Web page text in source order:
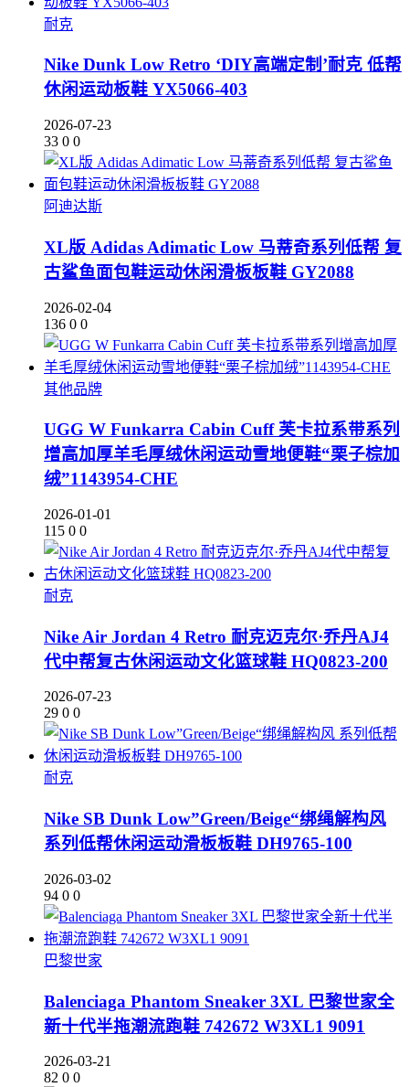
耐克
Nike Dunk Low Retro ‘DIY高端定制’耐克 低帮
休闲运动板鞋 YX5066-403
2026-07-23
33 0 0
阿迪达斯
XL版 Adidas Adimatic Low 马蒂奇系列低帮 复
古鲨鱼面包鞋运动休闲滑板板鞋 GY2088
2026-02-04
136 0 0
其他品牌
UGG W Funkarra Cabin Cuff 芙卡拉系带系列
增高加厚羊毛厚绒休闲运动雪地便鞋“栗子棕加
绒”1143954-CHE
2026-01-01
115 0 0
耐克
Nike Air Jordan 4 Retro 耐克迈克尔·乔丹AJ4
代中帮复古休闲运动文化篮球鞋 HQ0823-200
2026-07-23
29 0 0
耐克
Nike SB Dunk Low”Green/Beige“绑绳解构风
系列低帮休闲运动滑板板鞋 DH9765-100
2026-03-02
94 0 0
巴黎世家
Balenciaga Phantom Sneaker 3XL 巴黎世家全
新十代半拖潮流跑鞋 742672 W3XL1 9091
2026-03-21
82 0 0